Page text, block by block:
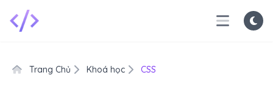
Trang Chủ Khoá học CSS